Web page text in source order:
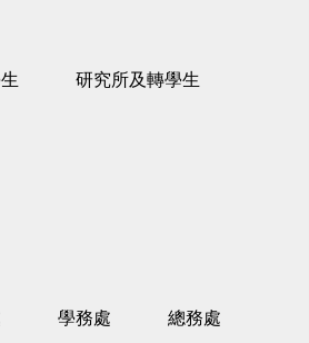
研究所及轉學生
學務處 總務處